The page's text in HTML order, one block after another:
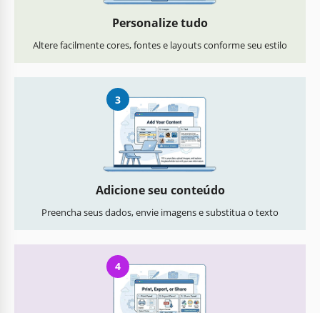
Personalize tudo
Altere facilmente cores, fontes e layouts conforme seu estilo
3
Adicione seu conteúdo
Preencha seus dados, envie imagens e substitua o texto
4